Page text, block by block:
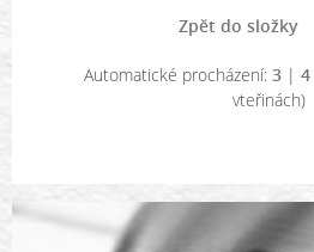
Zpět do složky
Automatické procházení: 3 | 4
vteřinách)